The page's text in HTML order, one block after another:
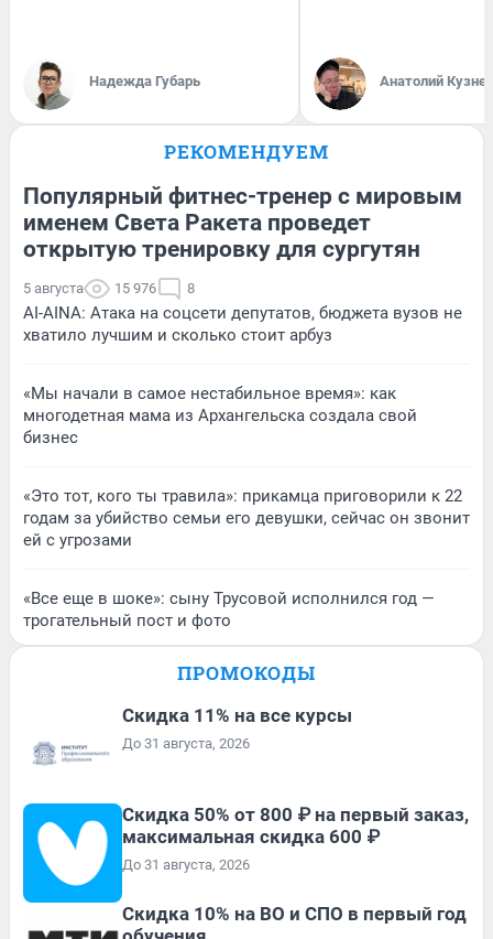
Надежда Губарь Анатолий
РЕКОМЕНДУЕМ
Популярный фитнес-тренер с мировым
именем Света Ракета проведет
открытую тренировку для сургутян
5 августа 15 976 8
AI-AINA: Атака на соцсети депутатов, бюджета вузов не
хватило лучшим и сколько стоит арбуз
«Мы начали в самое нестабильное время»: как
многодетная мама из Архангельска создала свой
бизнес
«Это тот, кого ты травила»: прикамца приговорили к 22
годам за убийство семьи его девушки, сейчас он звонит
ей с угрозами
«Все еще в шоке»: сыну Трусовой исполнился год —
трогательный пост и фото
ПРОМОКОДЫ
Скидка 11% на все курсы
До 31 августа, 2026
Скидка 50% от 800 ₽ на первый заказ,
максимальная скидка 600 ₽
До 31 августа, 2026
Скидка 10% на ВО и СПО в первый год